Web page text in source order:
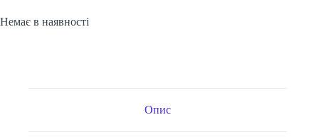
Немає в наявності
Опис